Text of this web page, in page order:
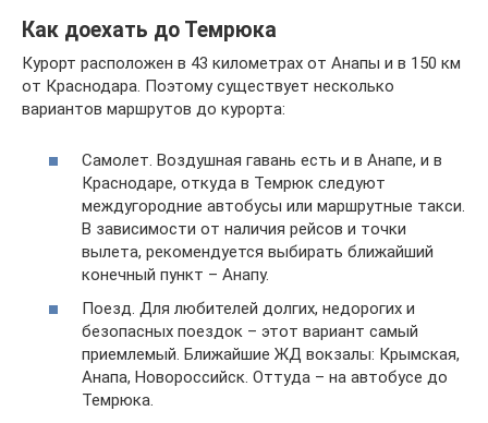
Как доехать до Темрюка
Курорт расположен в 43 километрах от Анапы и в 150 км
от Краснодара. Поэтому существует несколько
вариантов маршрутов до курорта:
Самолет. Воздушная гавань есть и в Анапе, и в
Краснодаре, откуда в Темрюк следуют
междугородние автобусы или маршрутные такси.
В зависимости от наличия рейсов и точки
вылета, рекомендуется выбирать ближайший
конечный пункт – Анапу.
Поезд. Для любителей долгих, недорогих и
безопасных поездок – этот вариант самый
приемлемый. Ближайшие ЖД вокзалы: Крымская,
Анапа, Новороссийск. Оттуда – на автобусе до
Темрюка.